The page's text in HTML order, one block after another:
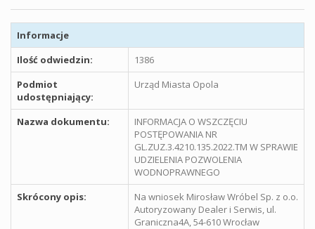
Informacje
Ilość odwiedzin:
1386
Podmiot
udostępniający:
Urząd Miasta Opola
Nazwa dokumentu:
INFORMACJA O WSZCZĘCIU
POSTĘPOWANIA NR
GL.ZUZ.3.4210.135.2022.TM W SPRAWIE
UDZIELENIA POZWOLENIA
WODNOPRAWNEGO
Skrócony opis:
Na wniosek Mirosław Wróbel Sp. z o.o.
Autoryzowany Dealer i Serwis, ul.
Graniczna4A, 54-610 Wrocław